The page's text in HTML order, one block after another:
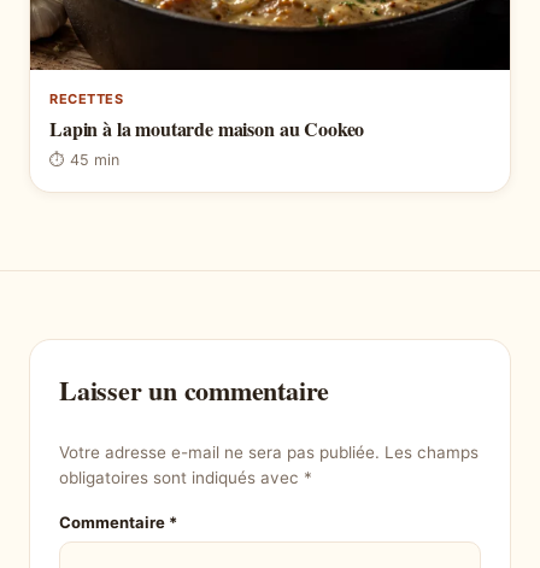
RECETTES
Lapin à la moutarde maison au Cookeo
⏱ 45 min
Laisser un commentaire
Votre adresse e-mail ne sera pas publiée. Les champs
obligatoires sont indiqués avec *
Commentaire *